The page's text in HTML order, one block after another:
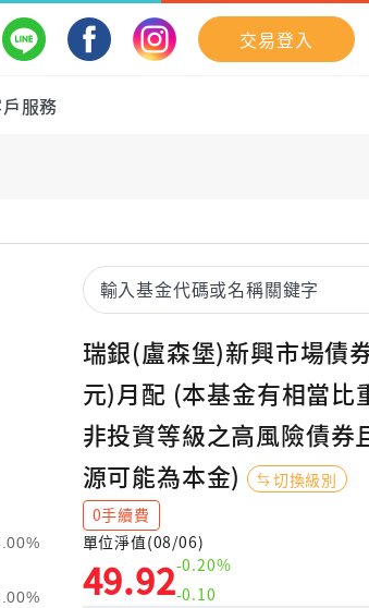
交易登入
服務
瑞銀(盧森堡)新興市場債
元)月配 (本基金有相當比
非投資等級之高風險債券
源可能為本金)
切換級別
0手續費
單位淨值(08/06)
49.92-0.20%
-0.10